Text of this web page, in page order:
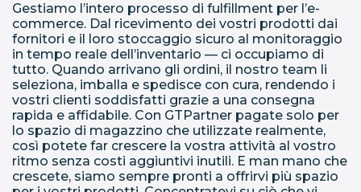
Gestiamo l’intero processo di fulfillment per l’e-
commerce. Dal ricevimento dei vostri prodotti dai
fornitori e il loro stoccaggio sicuro al monitoraggio
in tempo reale dell’inventario — ci occupiamo di
tutto. Quando arrivano gli ordini, il nostro team li
seleziona, imballa e spedisce con cura, rendendo i
vostri clienti soddisfatti grazie a una consegna
rapida e affidabile. Con GTPartner pagate solo per
lo spazio di magazzino che utilizzate realmente,
così potete far crescere la vostra attività al vostro
ritmo senza costi aggiuntivi inutili. E man mano che
crescete, siamo sempre pronti a offrirvi più spazio